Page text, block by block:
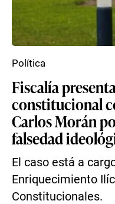
Fiscalía
constitucional
Carlos Morán
falsedad
El caso está a
Enriquecimiento
Constitucionales.
Política